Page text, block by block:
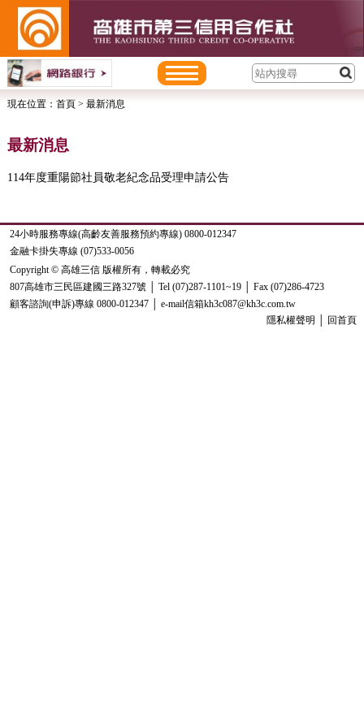
現在位置： 首頁> 最新消息
最新消息
114年度重陽節社員敬老紀念品受理申請公告
24小時服務專線(高齡友善服務預約專線) 0800-012347
金融卡掛失專線 (07)533-0056
Copyright © 高雄三信 版權所有，轉載必究
807高雄市三民區建國三路327號 │ Tel (07)287-1101~19 │ Fax (07)286-4723
顧客諮詢(申訴)專線 0800-012347 │ e-mail信箱kh3c087@kh3c.com.tw
隱私權聲明
回首頁